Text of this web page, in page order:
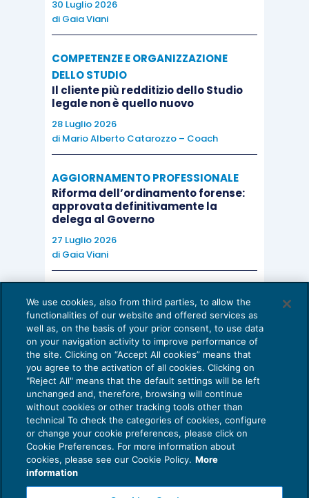
30 Luglio 2026
di Gaia Viani
COMPETENZE E ORGANIZZAZIONE
DELLO STUDIO
Il cliente più redditizio dello Studio
legale non è quello nuovo
28 Luglio 2026
di Mario Alberto Catarozzo – Coach
AGGIORNAMENTO PROFESSIONALE
Riforma dell’ordinamento forense:
approvata definitivamente la
delega al Governo
27 Luglio 2026
di Gaia Viani
Come evitare le allucinazioni dell’AI:
guida per l’avvocato
24 Luglio 2026
di Sofia Savoia
Privacy Policy
Cookie Policy
We use cookies, also from third parties, to allow the
functionalities of our website and offered services as
well as, on the basis of your prior consent, to use data
on your navigation activity to improve performance of
the site. Clicking on “Accept All cookies” means that
you agree to the activation of all cookies. Clicking on
"Reject All" means that the default settings will be left
unchanged and, therefore, browsing will continue
without cookies or other tracking tools other than
technical To check the categories of cookies, configure
or change your cookie preferences, please click on
Cookie Preferences. For more information about
cookies, please see our Cookie Policy. More
information